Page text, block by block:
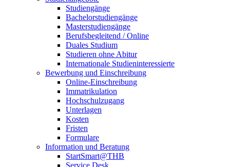
Studiengänge
Bachelorstudiengänge
Masterstudiengänge
Berufsbegleitend / Online
Duales Studium
Studieren ohne Abitur
Internationale Studieninteressierte
Bewerbung und Einschreibung
Online-Einschreibung
Immatrikulation
Hochschulzugang
Unterlagen
Kosten
Fristen
Formulare
Information und Beratung
StartSmart@THB
Service Desk